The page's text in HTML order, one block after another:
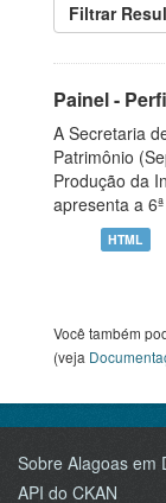
Filtrar
Painel -
A Secretaria
Patrimônio
Produção da
apresenta a
HTML
Você também
(veja
Sobre Alagoas em
API do CKAN